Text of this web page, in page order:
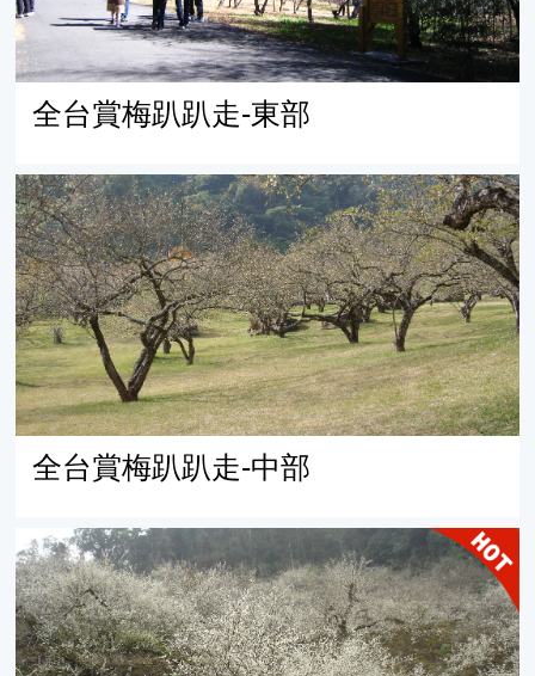
全台賞梅趴趴走-東部
全台賞梅趴趴走-中部
全台賞梅趴趴走-中部
全台賞梅趴趴走-北部